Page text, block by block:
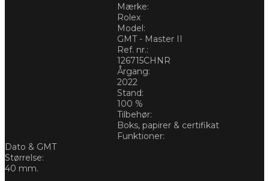
Mærke:
Rolex
Model:
GMT - Master II
Ref. nr.:
126715CHNR
Årgang:
2022
Stand:
100 %
Tilbehør:
Boks, papirer & certifikat
Funktioner:
Dato & GMT
Størrelse:
40 mm.